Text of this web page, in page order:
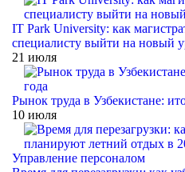
IT Park University: как
специалисту выйти на новый
21 июля
Рынок труда в Узбекистане:
10 июля
Управление персоналом